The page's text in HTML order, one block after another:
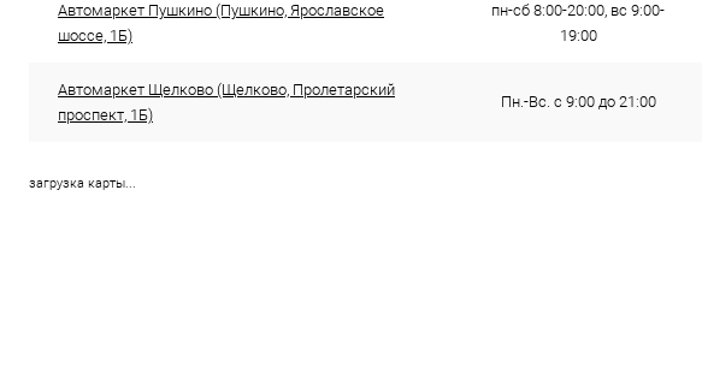
Автомаркет Пушкино (Пушкино, Ярославское
шоссе, 1Б)
пн-сб 8:00-20:00, вс 9:00-
19:00
Автомаркет Щелково (Щелково, Пролетарский
проспект, 1Б)
Пн.-Вс. с 9:00 до 21:00
загрузка карты...